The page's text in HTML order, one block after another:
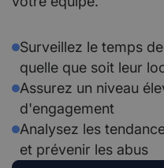
Surveillez le temps
quelle que soit leur
Assurez un niveau
d'engagement
Analysez les
et prévenir les abus